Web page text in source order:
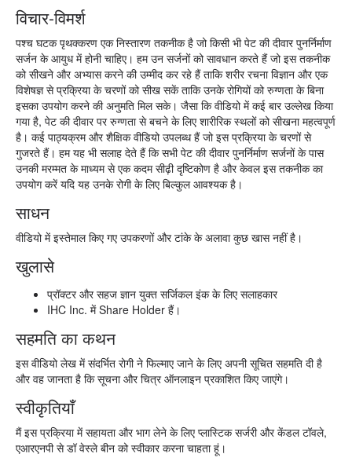
विचार-विमर्श
पश्च घटक पृथक्करण एक निस्तारण तकनीक है जो किसी भी पेट की दीवार पुनर्निर्माण
सर्जन के आयुध में होनी चाहिए। हम उन सर्जनों को सावधान करते हैं जो इस तकनीक
को सीखने और अभ्यास करने की उम्मीद कर रहे हैं ताकि शरीर रचना विज्ञान और एक
विशेषज्ञ से प्रक्रिया के चरणों को सीख सकें ताकि उनके रोगियों को रुग्णता के बिना
इसका उपयोग करने की अनुमति मिल सके। जैसा कि वीडियो में कई बार उल्लेख किया
गया है, पेट की दीवार पर रुग्णता से बचने के लिए शारीरिक स्थलों को सीखना महत्वपूर्ण
है। कई पाठ्यक्रम और शैक्षिक वीडियो उपलब्ध हैं जो इस प्रक्रिया के चरणों से
गुजरते हैं। हम यह भी सलाह देते हैं कि सभी पेट की दीवार पुनर्निर्माण सर्जनों के पास
उनकी मरम्मत के माध्यम से एक कदम सीढ़ी दृष्टिकोण है और केवल इस तकनीक का
उपयोग करें यदि यह उनके रोगी के लिए बिल्कुल आवश्यक है।
साधन
वीडियो में इस्तेमाल किए गए उपकरणों और टांके के अलावा कुछ खास नहीं है।
खुलासे
प्रॉक्टर और सहज ज्ञान युक्त सर्जिकल इंक के लिए सलाहकार
IHC Inc. में Share Holder हैं।
सहमति का कथन
इस वीडियो लेख में संदर्भित रोगी ने फिल्माए जाने के लिए अपनी सूचित सहमति दी है
और वह जानता है कि सूचना और चित्र ऑनलाइन प्रकाशित किए जाएंगे।
स्वीकृतियाँ
मैं इस प्रक्रिया में सहायता और भाग लेने के लिए प्लास्टिक सर्जरी और केंडल टॉवले,
एआरएनपी से डॉ वेस्ले बीन को स्वीकार करना चाहता हूं।